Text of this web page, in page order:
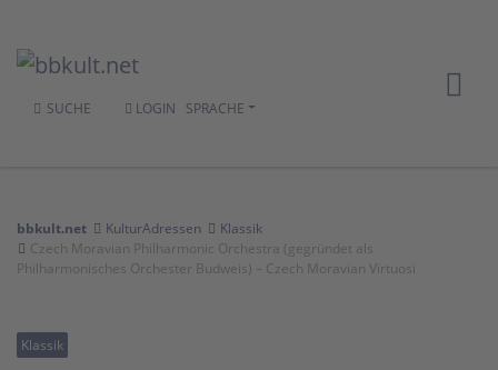
SUCHE LOGIN SPRACHE
bbkult.net KulturAdressen
Klassik
Czech Moravian Philharmonic Orchestra (gegründet als
Philharmonisches Orchester Budweis) – Czech Moravian Virtuosi
Klassik